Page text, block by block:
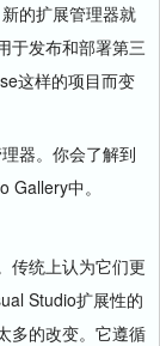
的扩展管理器就
于发布和部署第三
这样的项目而变
器。你会了解到
Gallery中。
统上认为它们更
Studio扩展性的
多的改变。它遵循